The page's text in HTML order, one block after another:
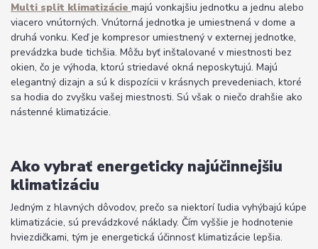
Multi split klimatizácie majú vonkajšiu jednotku a jednu alebo
viacero vnútorných. Vnútorná jednotka je umiestnená v dome a
druhá vonku. Keď je kompresor umiestnený v externej jednotke,
prevádzka bude tichšia. Môžu byť inštalované v miestnosti bez
okien, čo je výhoda, ktorú striedavé okná neposkytujú. Majú
elegantný dizajn a sú k dispozícii v krásnych prevedeniach, ktoré
sa hodia do zvyšku vašej miestnosti. Sú však o niečo drahšie ako
nástenné klimatizácie.
Ako vybrať energeticky najúčinnejšiu
klimatizáciu
Jedným z hlavných dôvodov, prečo sa niektorí ľudia vyhýbajú kúpe
klimatizácie, sú prevádzkové náklady. Čím vyššie je hodnotenie
hviezdičkami, tým je energetická účinnosť klimatizácie lepšia.